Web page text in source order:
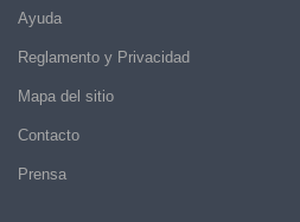
Ayuda
Reglamento y Privacidad
Mapa del sitio
Contacto
Prensa